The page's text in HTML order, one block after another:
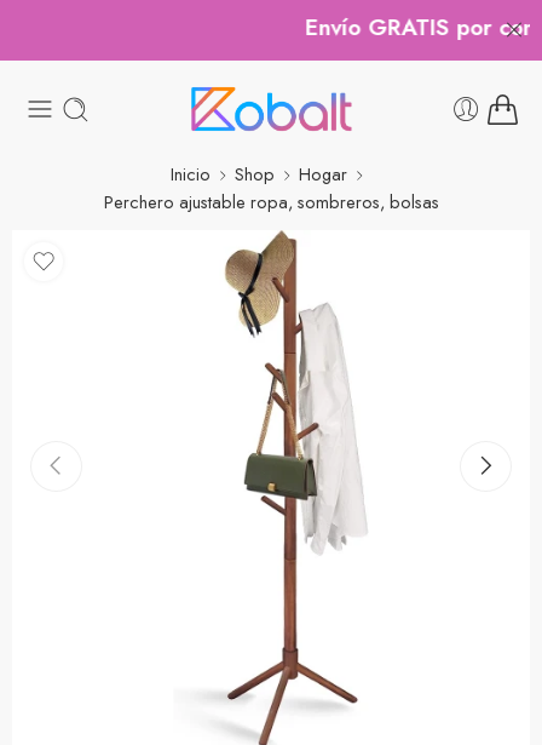
Envío GRATIS por
Inicio Shop
Hogar
Perchero ajustable ropa, sombreros, bolsas